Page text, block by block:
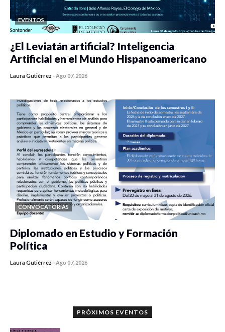
EVENTOS
¿El Leviatán artificial? Inteligencia
Artificial en el Mundo Hispanoamericano
Laura Gutiérrez -Ago 07, 2026
CONVOCATORIAS
Diplomado en Estudio y Formación
Política
Laura Gutiérrez -Ago 07, 2026
PRÓXIMOS EVENTOS